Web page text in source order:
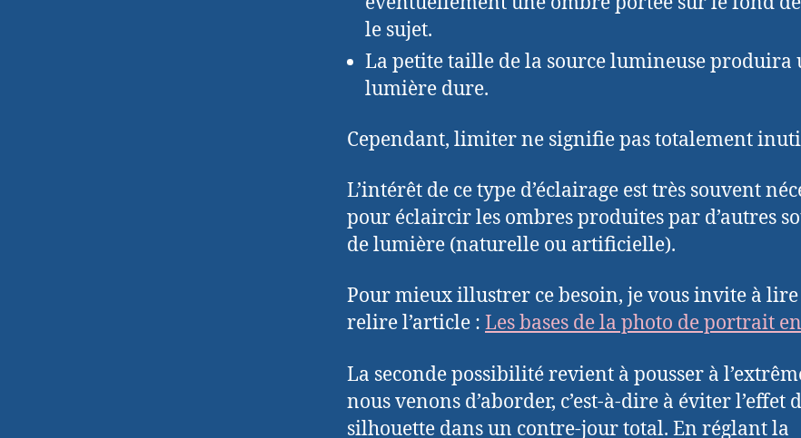
le sujet.
La petite taille de la source lumineuse produira
lumière dure.
Cependant, limiter ne signifie pas totalement
L’intérêt de ce type d’éclairage est très souvent
pour éclaircir les ombres produites par d’autres
de lumière (naturelle ou artificielle).
Pour mieux illustrer ce besoin, je vous invite à
relire l’article : Les bases de la photo de portrait
La seconde possibilité revient à pousser à
nous venons d’aborder, c’est-à-dire à éviter l’effet
silhouette dans un contre-jour total. En réglant la